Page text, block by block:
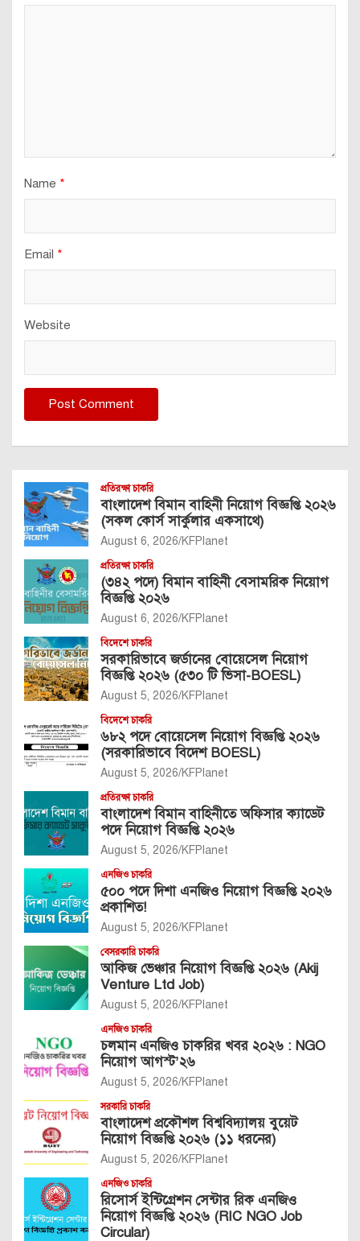
Name *
Email *
Website
প্রতিরক্ষা চাকরি
বাংলাদেশ বিমান বাহিনী নিয়োগ বিজ্ঞপ্তি ২০২৬
(সকল কোর্স সার্কুলার একসাথে)
August 6, 2026 KFPlanet
প্রতিরক্ষা চাকরি
(৩৪২ পদে) বিমান বাহিনী বেসামরিক নিয়োগ
বিজ্ঞপ্তি ২০২৬
August 6, 2026 KFPlanet
বিদেশে চাকরি
সরকারিভাবে জর্ডানের বোয়েসেল নিয়োগ
বিজ্ঞপ্তি ২০২৬ (৫৩০ টি ভিসা-BOESL)
August 5, 2026 KFPlanet
বিদেশে চাকরি
৬৮২ পদে বোয়েসেল নিয়োগ বিজ্ঞপ্তি ২০২৬
(সরকারিভাবে বিদেশ BOESL)
August 5, 2026 KFPlanet
প্রতিরক্ষা চাকরি
বাংলাদেশ বিমান বাহিনীতে অফিসার ক্যাডেট
পদে নিয়োগ বিজ্ঞপ্তি ২০২৬
August 5, 2026 KFPlanet
এনজিও চাকরি
৫০০ পদে দিশা এনজিও নিয়োগ বিজ্ঞপ্তি ২০২৬
প্রকাশিত!
August 5, 2026 KFPlanet
বেসরকারি চাকরি
আকিজ ভেঞ্চার নিয়োগ বিজ্ঞপ্তি ২০২৬ (Akij
Venture Ltd Job)
August 5, 2026 KFPlanet
এনজিও চাকরি
চলমান এনজিও চাকরির খবর ২০২৬ : NGO
নিয়োগ আগস্ট’২৬
August 5, 2026 KFPlanet
সরকারি চাকরি
বাংলাদেশ প্রকৌশল বিশ্ববিদ্যালয় বুয়েট
নিয়োগ বিজ্ঞপ্তি ২০২৬ (১১ ধরনের)
August 5, 2026 KFPlanet
এনজিও চাকরি
রিসোর্স ইন্টিগ্রেশন সেন্টার রিক এনজিও
নিয়োগ বিজ্ঞপ্তি ২০২৬ (RIC NGO Job
Circular)